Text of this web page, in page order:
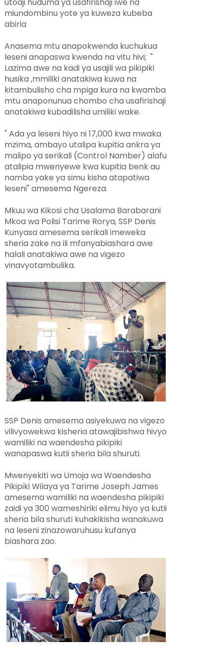
miundombinu yote ya kuweza kubeba
abiria
Anasema mtu anapokwenda kuchukua
leseni anapaswa kwenda na vitu hivi; "
Lazima awe na kadi ya usajili wa pikipiki
husika ,mmiliki anatakiwa kuwa na
kitambulisho cha mpiga kura na kwamba
mtu anaponunua chombo cha usafirishaji
anatakiwa kubadilisha umiliki wake.
" Ada ya leseni hiyo ni 17,000 kwa mwaka
mzima, ambayo utalipa kupitia ankra ya
malipo ya serikali (Control Namber) alafu
atalipia mwenyewe kwa kupitia benk au
namba yake ya simu kisha atapatiwa
leseni" amesema Ngereza.
Mkuu wa Kikosi cha Usalama Barabarani
Mkoa wa Polisi Tarime Rorya, SSP Denis
Kunyasa amesema serikali imeweka
sheria zake na ili mfanyabiashara awe
halali anatakiwa awe na vigezo
vinavyotambulika.
SSP Denis amesema asiyekuwa na vigezo
vilivyowekwa kisheria atawajibishwa hivyo
wamiliki na waendesha pikipiki
wanapaswa kutii sheria bila shuruti.
Mwenyekiti wa Umoja wa Waendesha
Pikipiki Wilaya ya Tarime Joseph James
amesema wamiliki na waendesha pikipiki
zaidi ya 300 wameshiriki elimu hiyo ya kutii
sheria bila shuruti kuhakikisha wanakuwa
na leseni zinazowaruhusu kufanya
biashara zao.